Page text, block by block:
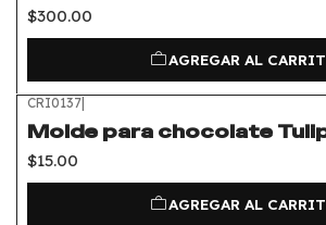
$300.00
AGREGAR AL
CRI0137|
Molde para chocolate
$15.00
AGREGAR AL